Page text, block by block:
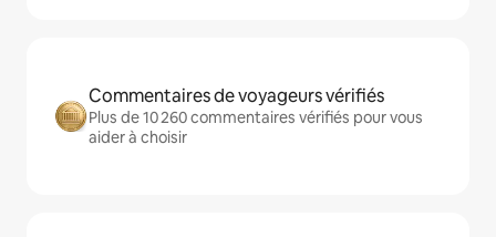
Commentaires de voyageurs vérifiés
Plus de 10 260 commentaires vérifiés pour vous
aider à choisir